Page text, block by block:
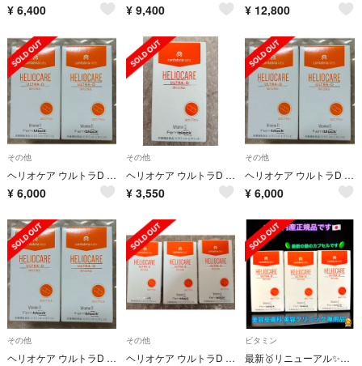
¥ 6,400 ¥ 9,400 ¥ 12,800
その他
ヘリオケア ウルトラD 30粒 2個セット
¥ 6,000
その他
ヘリオケア ウルトラD 30錠
¥ 3,550
その他
ヘリオケア ウルトラD 2箱セット
¥ 6,000
その他
ヘリオケア ウルトラD 30粒 2個セット
その他
ヘリオケア ウルトラD 30粒 3箱セット
ビタミン
最新🥇リニューアル✨ヘリオケア ウルトラD🌞美容クリニック専用品👩‍⚕️